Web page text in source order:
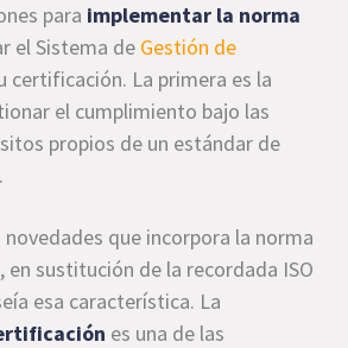
para implementar la norma
el Sistema de Gestión de
certificación. La primera es la
el cumplimiento bajo las
propios de un estándar de
novedades que incorpora la norma
en sustitución de la recordada ISO
esa característica. La
es una de las